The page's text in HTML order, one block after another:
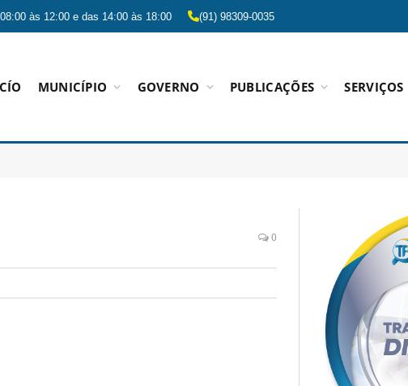
às 12:00 e das 14:00 às 18:00 (91) 98309-0035
MUNICÍPIO GOVERNO PUBLICAÇÕES SERVIÇOS
0